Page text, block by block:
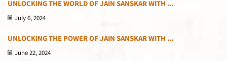
UNLOCKING THE WORLD OF JAIN SANSKAR WITH ...
July 6, 2024
UNLOCKING THE POWER OF JAIN SANSKAR WITH ...
June 22, 2024